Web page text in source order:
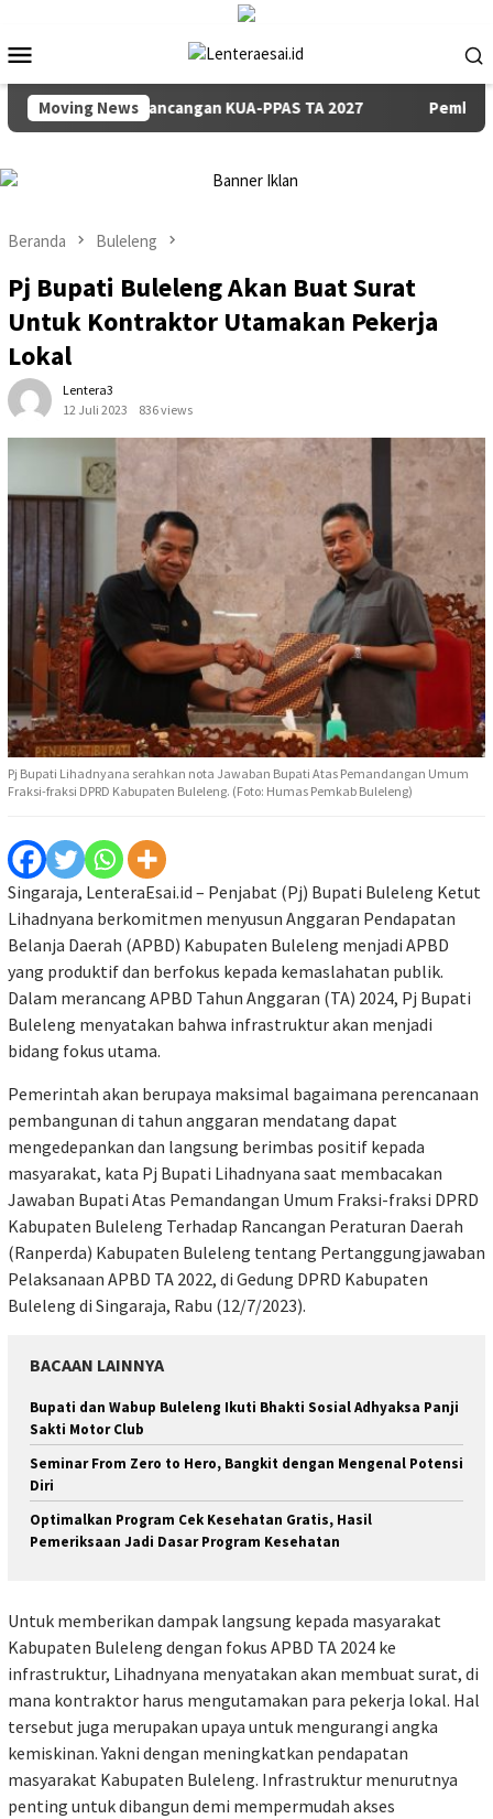
konten
Mobile
Moving News
Rancangan KUA-PPAS TA 2027 Pemkab dan
Beranda Buleleng
Pj Bupati Buleleng Akan Buat Surat
Untuk Kontraktor Utamakan Pekerja
Lokal
Lentera3
12 Juli 2023
836 views
Pj Bupati Lihadnyana serahkan nota Jawaban Bupati Atas Pemandangan Umum
Fraksi-fraksi DPRD Kabupaten Buleleng. (Foto: Humas Pemkab Buleleng)
Singaraja, LenteraEsai.id – Penjabat (Pj) Bupati Buleleng Ketut
Lihadnyana berkomitmen menyusun Anggaran Pendapatan
Belanja Daerah (APBD) Kabupaten Buleleng menjadi APBD
yang produktif dan berfokus kepada kemaslahatan publik.
Dalam merancang APBD Tahun Anggaran (TA) 2024, Pj Bupati
Buleleng menyatakan bahwa infrastruktur akan menjadi
bidang fokus utama.
Pemerintah akan berupaya maksimal bagaimana perencanaan
pembangunan di tahun anggaran mendatang dapat
mengedepankan dan langsung berimbas positif kepada
masyarakat, kata Pj Bupati Lihadnyana saat membacakan
Jawaban Bupati Atas Pemandangan Umum Fraksi-fraksi DPRD
Kabupaten Buleleng Terhadap Rancangan Peraturan Daerah
(Ranperda) Kabupaten Buleleng tentang Pertanggungjawaban
Pelaksanaan APBD TA 2022, di Gedung DPRD Kabupaten
Buleleng di Singaraja, Rabu (12/7/2023).
BACAAN LAINNYA
Bupati dan Wabup Buleleng Ikuti Bhakti Sosial Adhyaksa Panji
Sakti Motor Club
Seminar From Zero to Hero, Bangkit dengan Mengenal Potensi
Diri
Optimalkan Program Cek Kesehatan Gratis, Hasil
Pemeriksaan Jadi Dasar Program Kesehatan
Untuk memberikan dampak langsung kepada masyarakat
Kabupaten Buleleng dengan fokus APBD TA 2024 ke
infrastruktur, Lihadnyana menyatakan akan membuat surat, di
mana kontraktor harus mengutamakan para pekerja lokal. Hal
tersebut juga merupakan upaya untuk mengurangi angka
kemiskinan. Yakni dengan meningkatkan pendapatan
masyarakat Kabupaten Buleleng. Infrastruktur menurutnya
penting untuk dibangun demi mempermudah akses